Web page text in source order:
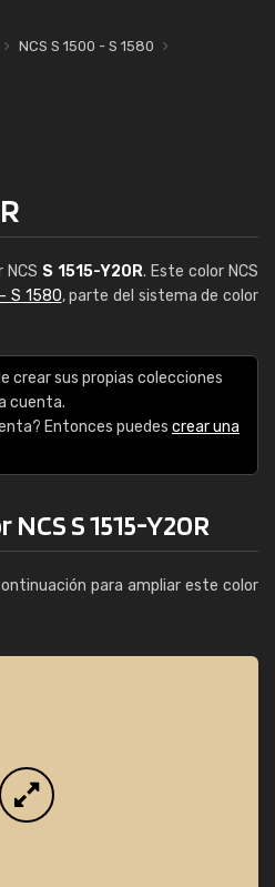
NCS S 1500 - S 1580
S 1515-Y20R. Este color NCS
S 1580, parte del sistema de color
crear sus propias colecciones
cuenta.
Entonces puedes crear una
S 1515-Y20R
para ampliar este color